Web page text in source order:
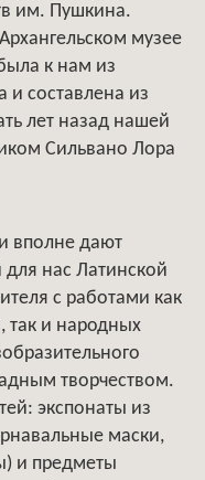
им. Пушкина.
музее
к нам из
и составлена из
лет назад нашей
Сильвано Лора
вполне дают
для нас Латинской
с работами как
так и народных
творчеством.
экспонаты из
маски,
и предметы